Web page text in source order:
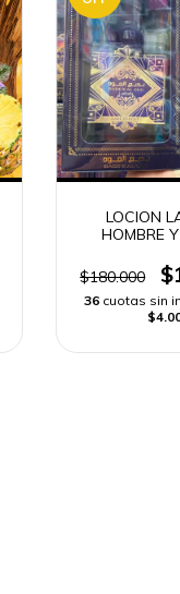
LOCION
HOMBRE
OUD FOR
$180.000
36 cuotas sin